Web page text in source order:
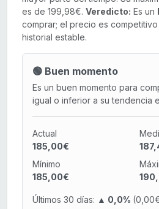
es de 199,98€. Veredicto: Es un
comprar; el precio es
historial estable.
🟢 Buen momento
Es un buen momento para
igual o inferior a su tendencia
Actual
185,00€
Mínimo
185,00€
Últimos 30 días: ▲ 0,0%